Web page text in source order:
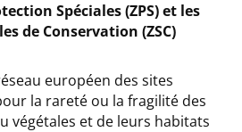
Spéciales (ZPS) et les
de Conservation (ZSC)
européen des sites
la rareté ou la fragilité des
végétales et de leurs habitats